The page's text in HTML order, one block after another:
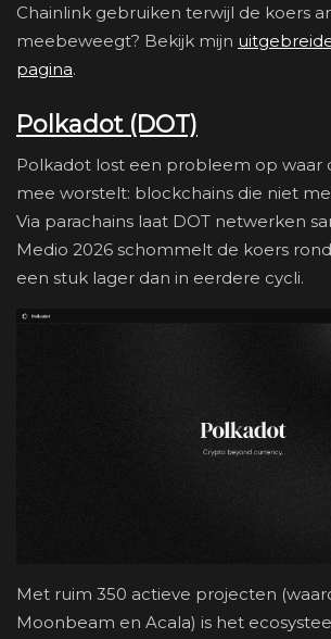
Chainlink gebruiken terwijl de koers
meebeweegt? Bekijk mijn
pagina.
Polkadot (DOT)
Polkadot lost een probleem op waar
mee worstelt: blockchains die niet
Via parachains laat DOT netwerken
Medio 2026 schommelt de koers
een stuk lager dan in eerdere cycli.
Met ruim 350 actieve projecten
Moonbeam en Acala) is het